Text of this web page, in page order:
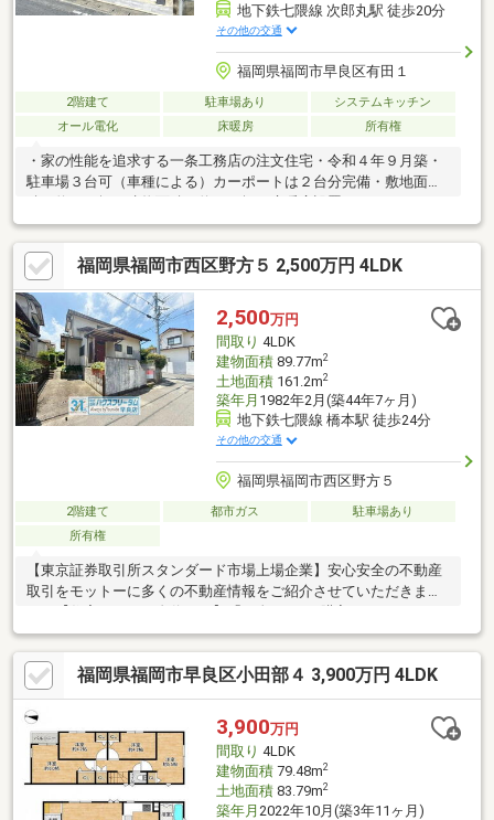
地下鉄七隈線 次郎丸駅 徒歩20分
その他の交通
福岡県福岡市早良区有田１
2階建て 駐車場あり
システムキッチン
オール電化
床暖房 所有権
・家の性能を追求する一条工務店の注文住宅・令和４年９月築・
駐車場３台可（車種による）カーポートは２台分完備・敷地面
レ、洗面所、浴室、玄関ホール、洋室、廊下、ウォークインクロ
ーゼット）・２ＬＤＫ＋ウォークインクローゼット（間仕切りを
行えば３ＬＤＫに変更可 １０．６帖【５．３帖×２】 ）・リビ
ングダイニング上部吹き抜け・シューズクロークあり・浴室約１
坪以上・太陽光発電 １２キロワット搭載・全館空調システム完
備・停電の備え蓄電池搭載・電動式カーテン搭載・窓はトリプル
サッシ採用 樹脂サッシ
福岡県福岡市西区野方５ 2,500万円 4LDK
2,500万円
間取り 4LDK
建物面積89.77m2
土地面積161.2m2
築年月 1982年2月(築44年7ヶ月)
地下鉄七隈線 橋本駅 徒歩24分
その他の交通
福岡県福岡市西区野方５
2階建て 都市ガス
駐車場あり
所有権
【東京証券取引所スタンダード市場上場企業】安心安全の不動産
取引をモットーに多くの不動産情報をご紹介させていただきま
「勤続年数が短い」「リフォーム費用は住宅ローンに組込でき
る？」「どこの銀行で借りるとお得？」「他にローン返済中」等
他社で通らなかった方もお気軽にご相談下さい。【ハウスフリー
ダムでお家探し】・物件のメリットだけでなく、デメリットもご
説明いたします。・同じスタッフが物件探しからアフターフォロ
ーを担当者させていただくワンストップサービス採用♪お客様の手
間や負担をなくし、新生活の準備をお手伝いさせて頂きます。
福岡県福岡市早良区小田部４ 3,900万円 4LDK
3,900万円
間取り 4LDK
建物面積79.48m2
土地面積83.79m2
築年月 2022年10月(築3年11ヶ月)